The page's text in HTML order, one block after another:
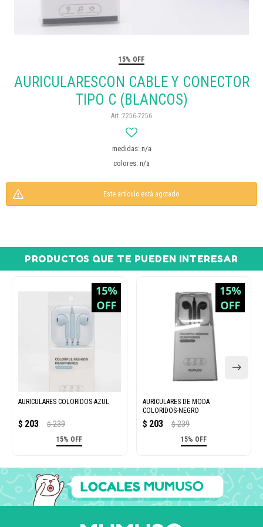
15% OFF
AURICULARESCON CABLE Y CONECTOR
TIPO C (BLANCOS)
7256-7256
medidas: n/a
colores: n/a
Este artículo está agotado.
PRODUCTOS QUE TE PUEDEN INTERESAR
AURICULARES COLORIDOS-AZUL
$ 203 $ 239
15% OFF
AURICULARES DE MODA
COLORIDOS-NEGRO
$ 203 $ 239
15% OFF